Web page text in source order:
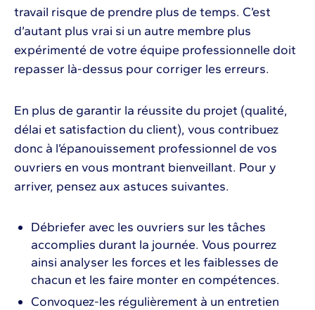
travail risque de prendre plus de temps. C’est
d’autant plus vrai si un autre membre plus
expérimenté de votre équipe professionnelle doit
repasser là-dessus pour corriger les erreurs.
En plus de garantir la réussite du projet (qualité,
délai et satisfaction du client), vous contribuez
donc à l’épanouissement professionnel de vos
ouvriers en vous montrant bienveillant. Pour y
arriver, pensez aux astuces suivantes.
Débriefer avec les ouvriers sur les tâches
accomplies durant la journée. Vous pourrez
ainsi analyser les forces et les faiblesses de
chacun et les faire monter en compétences.
Convoquez-les régulièrement à un entretien